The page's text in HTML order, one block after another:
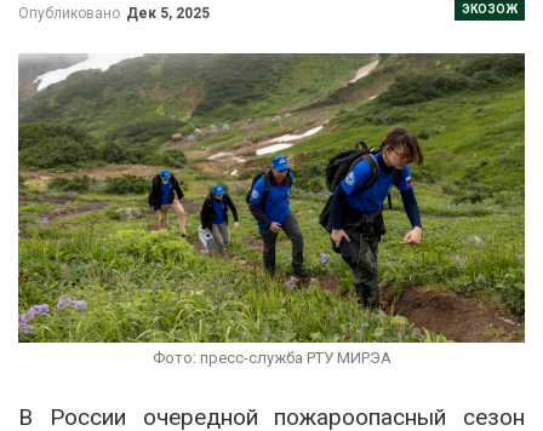
ЭКОЗОЖ
Опубликовано Дек 5, 2025
Фото: пресс-служба РТУ МИРЭА
В России очередной пожароопасный сезон